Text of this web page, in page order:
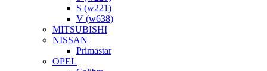
S (w221)
V (w638)
MITSUBISHI
NISSAN
Primastar
OPEL